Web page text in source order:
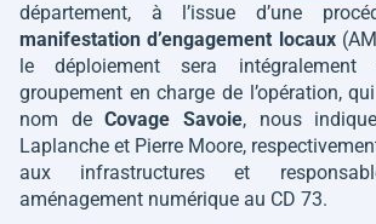
département, à l’issue d’une
manifestation d’engagement locaux
le déploiement sera
groupement en charge de l’opération,
nom deCovage Savoie, nous
Laplanche et Pierre Moore,
aux infrastructures et
aménagement numérique au CD 73.